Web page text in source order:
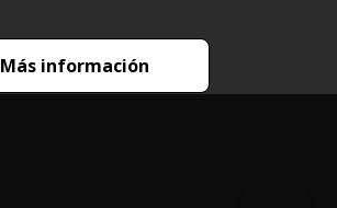
Más información